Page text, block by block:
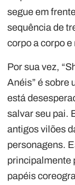
segue em
sequência de
corpo a corpo e
Por sua vez,
Anéis” é sobre
está
salvar seu pai.
antigos vilões
personagens.
principalmente
papéis